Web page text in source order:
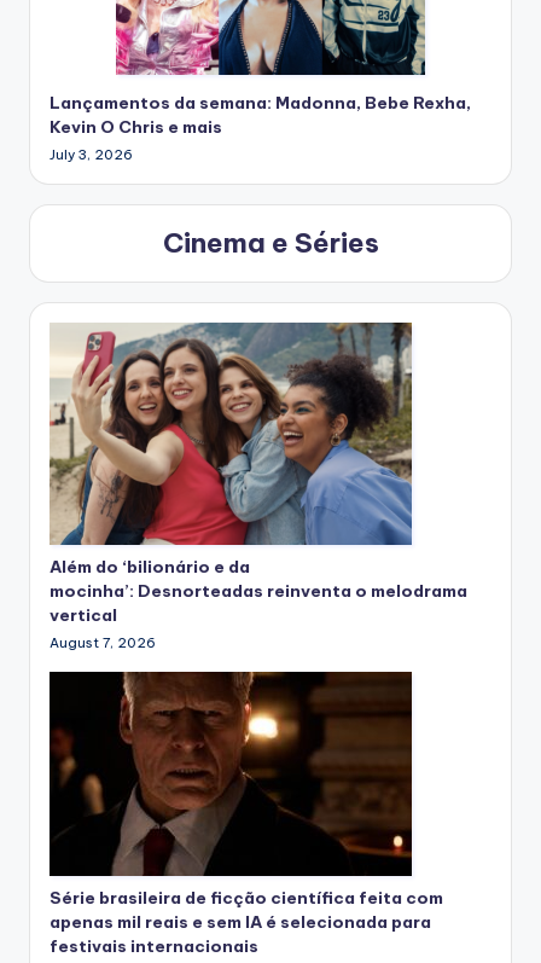
Lançamentos da semana: Madonna, Bebe Rexha,
Kevin O Chris e mais
July 3, 2026
Cinema e Séries
Além do ‘bilionário e da
mocinha’: Desnorteadas reinventa o melodrama
vertical
August 7, 2026
Série brasileira de ficção científica feita com
apenas mil reais e sem IA é selecionada para
festivais internacionais